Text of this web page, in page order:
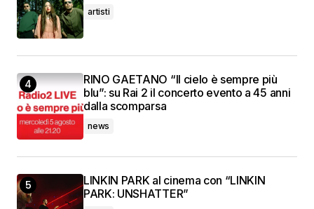
artisti
RINO GAETANO “Il cielo è sempre più
blu”: su Rai 2 il concerto evento a 45 anni
dalla scomparsa
news
LINKIN PARK al cinema con “LINKIN
PARK: UNSHATTER”